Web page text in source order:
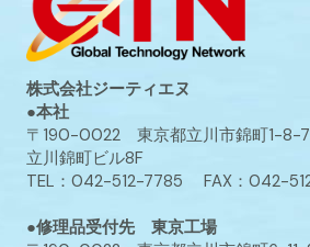
株式会社ジーティエヌ
●本社
〒190-0022 東京都立川市錦町1-8-7
立川錦町ビル8F
TEL：042-512-7785 FAX：042-
●修理品受付先 東京工場